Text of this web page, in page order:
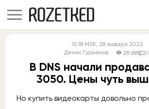
15:18 MSK, 28 января 2022
Денис Гурьянов
28 689
В DNS начали
3050. Цены чуть
Но купить видеокарты довольно